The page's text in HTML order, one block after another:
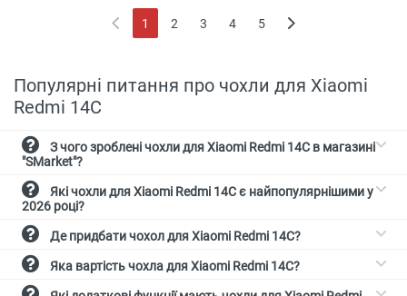
1
(current)
2 3 4 5
Популярні питання про чохли для Xiaomi
Redmi 14C
"SMarket"?
2026 році?
Де придбати чохол для Xiaomi Redmi 14C?
Яка вартість чохла для Xiaomi Redmi 14C?